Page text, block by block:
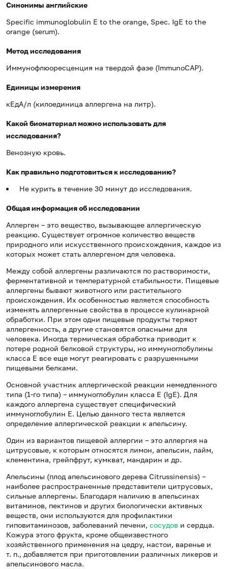
Синонимы английские
Specific immunoglobulin E to the orange, Spec. IgE to the
orange (serum).
Метод исследования
Иммунофлюоресценция на твердой фазе (ImmunoCAP).
Единицы измерения
кЕдА/л (килоединица аллергена на литр).
Какой биоматериал можно использовать для
исследования?
Венозную кровь.
Как правильно подготовиться к исследованию?
Не курить в течение 30 минут до исследования.
Общая информация об исследовании
Аллерген – это вещество, вызывающее аллергическую
реакцию. Существует огромное количество веществ
природного или искусственного происхождения, каждое из
которых может стать аллергеном для человека.
Между собой аллергены различаются по растворимости,
ферментативной и температурной стабильности. Пищевые
аллергены бывают животного или растительного
происхождения. Их особенностью является способность
изменять аллергенные свойства в процессе кулинарной
обработки. При этом одни пищевые продукты теряют
аллергенность, а другие становятся опасными для
человека. Иногда термическая обработка приводит к
потере родной белковой структуры, но иммуноглобулины
класса Е все еще могут реагировать с разрушенными
пищевыми белками.
Основной участник аллергической реакции немедленного
типа (1-го типа) – иммуноглобулин класса Е (IgE). Для
каждого аллергена существует специфический
иммуноглобулин Е. Целью данного теста является
определение аллергической реакции к апельсину.
Один из вариантов пищевой аллергии – это аллергия на
цитрусовые, к которым относятся лимон, апельсин, лайм,
клементина, грейпфрут, кумкват, мандарин и др.
Апельсины (плод апельсинового дерева Citrussinensis) –
наиболее распространенные представители цитрусовых,
сильные аллергены. Благодаря наличию в апельсинах
витаминов, пектинов и других биологически активных
веществ, они используются для профилактики
гиповитаминозов, заболеваний печени, сосудов и сердца.
Кожура этого фрукта, кроме общеизвестного
хозяйственного применения на цедру, настои, варенье и
т. п., добавляется при приготовлении различных ликеров и
апельсинового масла.